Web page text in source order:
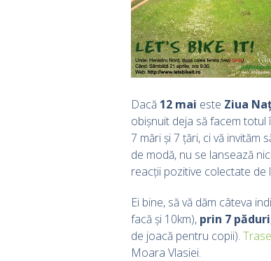
Dacă 12 mai este Ziua
obișnuit deja să facem totul
7 mări și 7 țări, ci vă invităm
de modă, nu se lansează
reacții pozitive colectate de
Ei bine, să vă dăm câteva
facă și 10km), prin 7 păduri
de joacă pentru copii).
Moara Vlasiei.